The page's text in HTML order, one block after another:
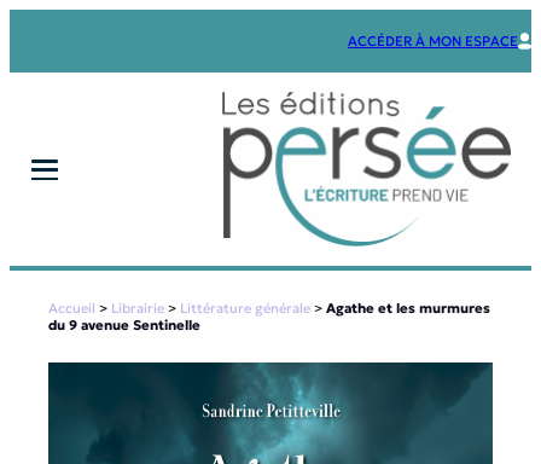
ACCÉDER À MON ESPACE
Accueil > Librairie > Littérature générale > Agathe et les murmures
du 9 avenue Sentinelle